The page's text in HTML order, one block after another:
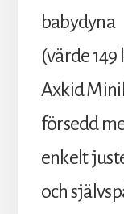
babydyna
(värde
Axkid
försedd
enkelt
och